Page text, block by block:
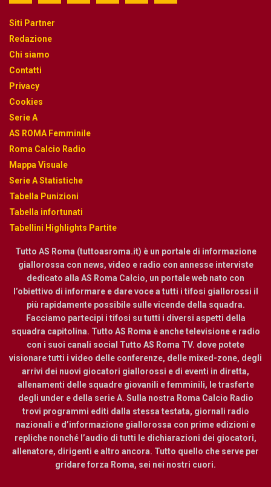
Siti Partner
Redazione
Chi siamo
Contatti
Privacy
Cookies
Serie A
AS ROMA Femminile
Roma Calcio Radio
Mappa Visuale
Serie A Statistiche
Tabella Punizioni
Tabella infortunati
Tabellini Highlights Partite
Tutto AS Roma (tuttoasroma.it) è un portale di informazione
giallorossa con news, video e radio con annesse interviste
dedicato alla AS Roma Calcio, un portale web nato con
l’obiettivo di informare e dare voce a tutti i tifosi giallorossi il
più rapidamente possibile sulle vicende della squadra.
Facciamo partecipi i tifosi su tutti i diversi aspetti della
squadra capitolina. Tutto AS Roma è anche televisione e radio
con i suoi canali social Tutto AS Roma TV. dove potete
visionare tutti i video delle conferenze, delle mixed-zone, degli
arrivi dei nuovi giocatori giallorossi e di eventi in diretta,
allenamenti delle squadre giovanili e femminili, le trasferte
degli under e della serie A. Sulla nostra Roma Calcio Radio
trovi programmi editi dalla stessa testata, giornali radio
nazionali e d’informazione giallorossa con prime edizioni e
repliche nonché l’audio di tutti le dichiarazioni dei giocatori,
allenatore, dirigenti e altro ancora. Tutto quello che serve per
gridare forza Roma, sei nei nostri cuori.